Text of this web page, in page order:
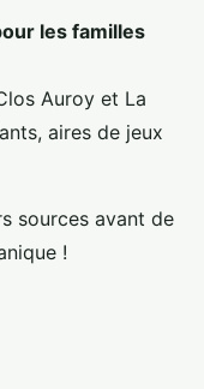
les familles
Auroy et La
aires de jeux
sources avant de
!